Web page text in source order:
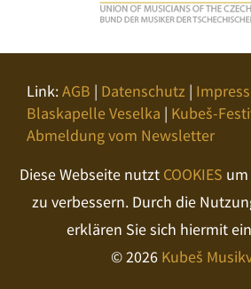
Link:AGB | Datenschutz |
Blaskapelle Veselka | Kubeš-
Abmeldung vom Newsletter
Diese Webseite nutzt COOKIES
zu verbessern. Durch die
erklären Sie sich hiermit
© 2026 Kubeš